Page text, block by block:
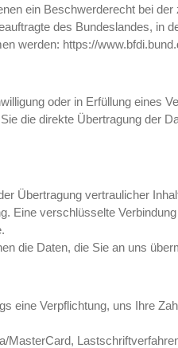
ein Beschwerderecht bei
des Bundeslandes, in
werden: https://
oder in Erfüllung eines
die direkte Übertragung der
Übertragung vertraulicher
Eine verschlüsselte
die Daten, die Sie an uns
eine Verpflichtung, uns Ihre
MasterCard,